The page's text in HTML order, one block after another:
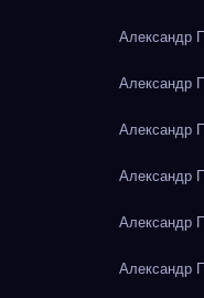
Александр
Александр
Александр
Александр
Александр
Александр